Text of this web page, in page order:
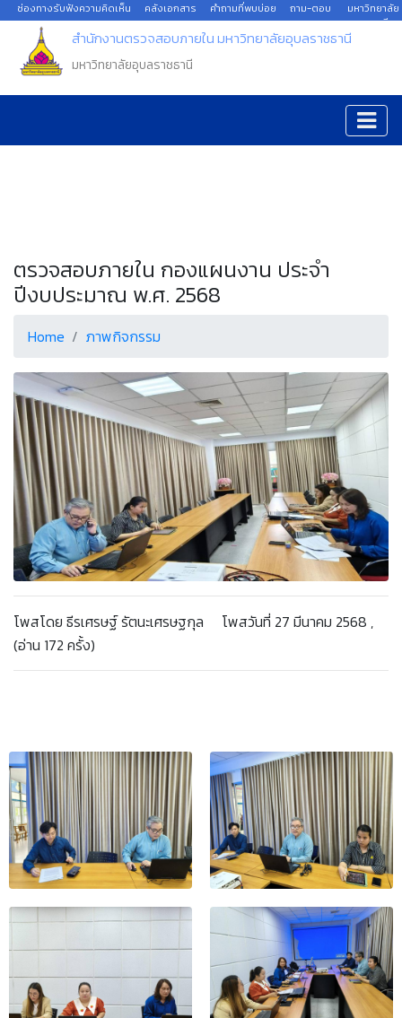
ช่องทางรับฟังความคิดเห็น คลังเอกสาร คำถามที่พบบ่อย ถาม-ตอบ
มหาวิทยาลัย
อุบลราชธานี
สำนักงานตรวจสอบภายใน มหาวิทยาลัยอุบลราชธานี
มหาวิทยาลัยอุบลราชธานี
ตรวจสอบภายใน กองแผนงาน ประจำ
ปีงบประมาณ พ.ศ. 2568
Home ภาพกิจกรรม
โพสโดย ธีรเศรษฐ์ รัตนะเศรษฐกุล โพสวันที่ 27 มีนาคม 2568 ,
(อ่าน 172 ครั้ง)